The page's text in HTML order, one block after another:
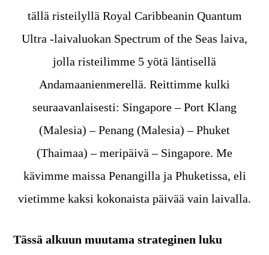
tällä risteilyllä Royal Caribbeanin Quantum
Ultra -laivaluokan Spectrum of the Seas laiva,
jolla risteilimme 5 yötä läntisellä
Andamaanienmerellä. Reittimme kulki
seuraavanlaisesti: Singapore – Port Klang
(Malesia) – Penang (Malesia) – Phuket
(Thaimaa) – meripäivä – Singapore. Me
kävimme maissa Penangilla ja Phuketissa, eli
vietimme kaksi kokonaista päivää vain laivalla.
Tässä alkuun muutama strateginen luku